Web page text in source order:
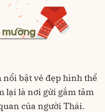
nổi bật vẻ đẹp hình thể
lại là nơi gửi gắm tâm
của người Thái.